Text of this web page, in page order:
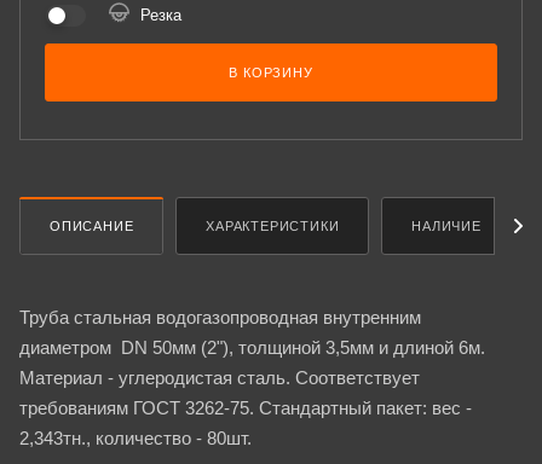
Резка
В КОРЗИНУ
ОПИСАНИЕ ХАРАКТЕРИСТИКИ НАЛИЧИЕ
Труба стальная водогазопроводная внутренним
диаметром DN 50мм (2"), толщиной 3,5мм и длиной 6м.
Материал - углеродистая сталь. Соответствует
требованиям ГОСТ 3262-75. Стандартный пакет: вес -
2,343тн., количество - 80шт.